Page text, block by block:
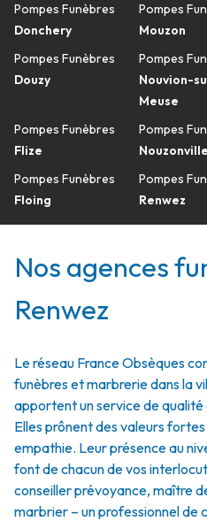
Pompes Funèbres
Donchery
Pompes Funèbres
Douzy
Pompes Funèbres
Flize
Pompes Funèbres
Floing
Pompes
Mouzon
Pompes
Nouvion-
Meuse
Pompes
Nouzonville
Pompes
Renwez
Nos agences
Renwez
Le réseau France Obsèques
funèbres et marbrerie dans la
apportent un service de
Elles prônent des valeurs
empathie. Leur présence au
font de chacun de vos
conseiller prévoyance, maître
marbrier – un professionnel de